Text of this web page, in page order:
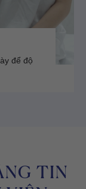
để độ
TIN